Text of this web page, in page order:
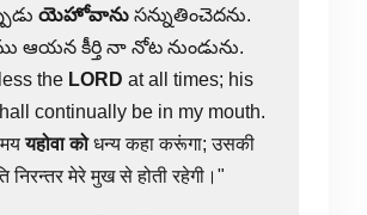
యెహోవాను సన్నుతించెదను.
ఆయన కీర్తి నా నోట నుండును.
the LORD at all times; his
continually be in my mouth.
यहोवा कोधन्य कहा करूंगा; उसकी
निरन्तर मेरे मुख से होती रहेगी।"